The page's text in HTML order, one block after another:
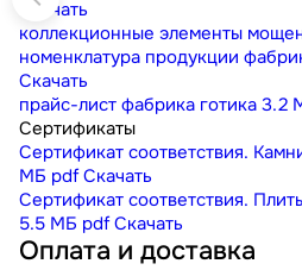
Скачать
коллекционные элементы
номенклатура продукции
Скачать
прайс-лист фабрика готика 3.2
Сертификаты
Сертификат соответствия.
МБ pdf Скачать
Сертификат соответствия.
5.5 МБ pdf Скачать
Оплата и доставка